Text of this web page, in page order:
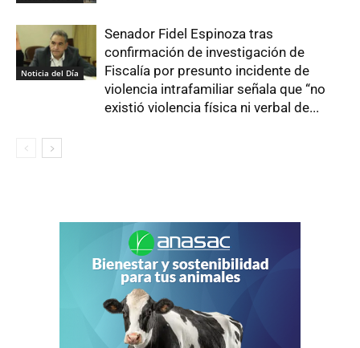
Noticia del Día
Senador Fidel Espinoza tras
confirmación de investigación de
Fiscalía por presunto incidente de
violencia intrafamiliar señala que “no
existió violencia física ni verbal de...